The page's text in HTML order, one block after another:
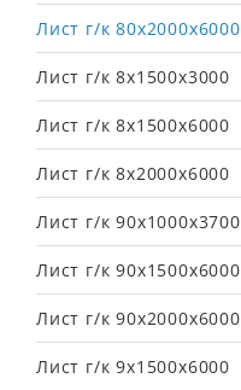
Лист г/к 80х2000х6000
Лист г/к 8х1500х3000
Лист г/к 8х1500х6000
Лист г/к 8х2000х6000
Лист г/к 90х1000х3700
Лист г/к 90х1500х6000
Лист г/к 90х2000х6000
Лист г/к 9х1500х6000